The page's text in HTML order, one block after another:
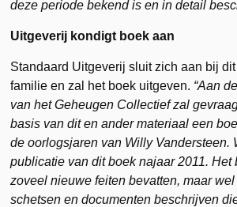
deze periode bekend is en in detail
Uitgeverij kondigt boek aan
Standaard Uitgeverij sluit zich aan bij
familie en zal het boek uitgeven. “Aan
van het Geheugen Collectief zal
basis van dit en ander materiaal een
de oorlogsjaren van Willy Vandersteen.
publicatie van dit boek najaar 2011. Het
zoveel nieuwe feiten bevatten, maar
schetsen en documenten beschrijven